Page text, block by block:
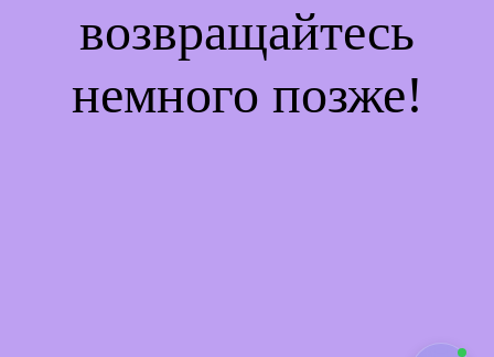
возвращайтесь
немного позже!